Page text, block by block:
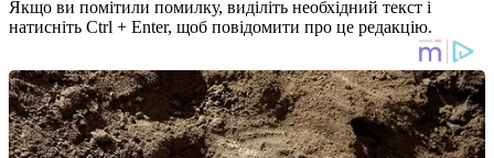
Якщо ви помітили помилку, виділіть необхідний текст і
натисніть Ctrl + Enter, щоб повідомити про це редакцію.